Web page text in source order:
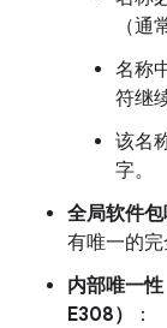
（通
名称
符继
该名
字。
全局软件
有唯一的完
内部唯一
E308）
：